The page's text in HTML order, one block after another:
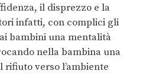
il disprezzo e la
infatti, con complici gli
bambini una mentalità
nella bambina una
verso l’ambiente